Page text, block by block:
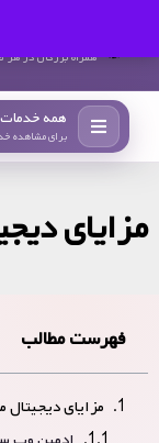
همراه بزرگان در هر
همه
برای مشاهده
مزایای
فهرست مطالب
مزایای دیجیتال